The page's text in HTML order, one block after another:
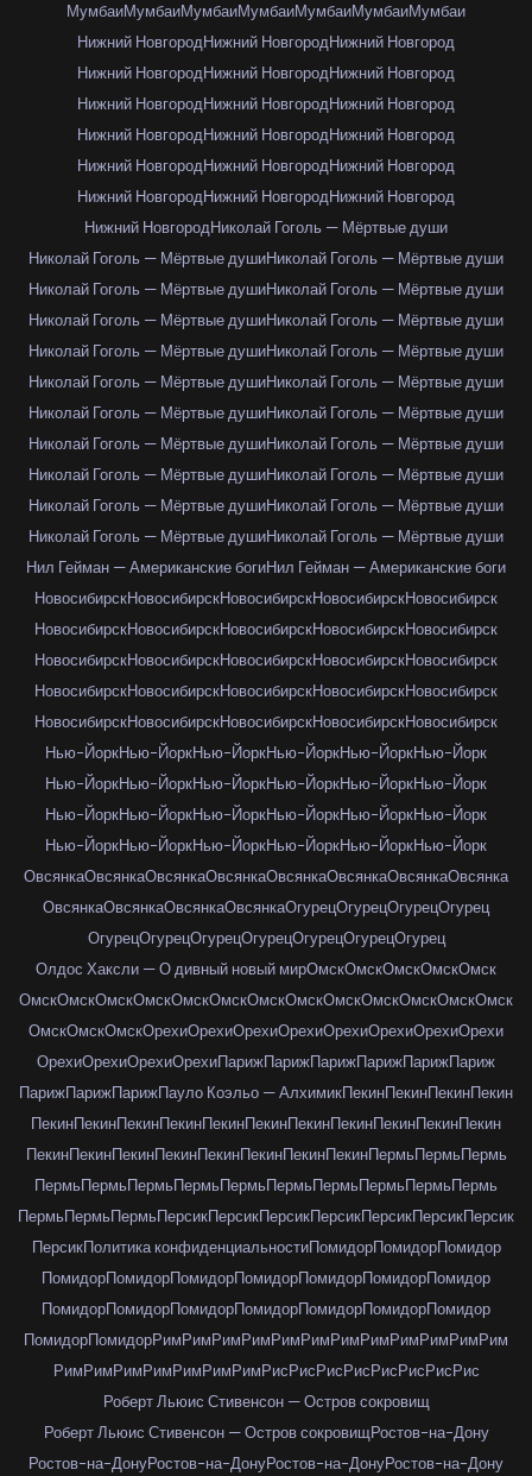
МумбаиМумбаиМумбаиМумбаиМумбаиМумбаиМумбаи
Нижний НовгородНижний НовгородНижний Новгород
Нижний НовгородНижний НовгородНижний Новгород
Нижний НовгородНижний НовгородНижний Новгород
Нижний НовгородНижний НовгородНижний Новгород
Нижний НовгородНижний НовгородНижний Новгород
Нижний НовгородНижний НовгородНижний Новгород
Нижний НовгородНиколай Гоголь — Мёртвые души
Николай Гоголь — Мёртвые душиНиколай Гоголь — Мёртвые души
Николай Гоголь — Мёртвые душиНиколай Гоголь — Мёртвые души
Николай Гоголь — Мёртвые душиНиколай Гоголь — Мёртвые души
Николай Гоголь — Мёртвые душиНиколай Гоголь — Мёртвые души
Николай Гоголь — Мёртвые душиНиколай Гоголь — Мёртвые души
Николай Гоголь — Мёртвые душиНиколай Гоголь — Мёртвые души
Николай Гоголь — Мёртвые душиНиколай Гоголь — Мёртвые души
Николай Гоголь — Мёртвые душиНиколай Гоголь — Мёртвые души
Николай Гоголь — Мёртвые душиНиколай Гоголь — Мёртвые души
Николай Гоголь — Мёртвые душиНиколай Гоголь — Мёртвые души
Нил Гейман — Американские богиНил Гейман — Американские боги
НовосибирскНовосибирскНовосибирскНовосибирскНовосибирск
НовосибирскНовосибирскНовосибирскНовосибирскНовосибирск
НовосибирскНовосибирскНовосибирскНовосибирскНовосибирск
НовосибирскНовосибирскНовосибирскНовосибирскНовосибирск
НовосибирскНовосибирскНовосибирскНовосибирскНовосибирск
Нью-ЙоркНью-ЙоркНью-ЙоркНью-ЙоркНью-ЙоркНью-Йорк
Нью-ЙоркНью-ЙоркНью-ЙоркНью-ЙоркНью-ЙоркНью-Йорк
Нью-ЙоркНью-ЙоркНью-ЙоркНью-ЙоркНью-ЙоркНью-Йорк
Нью-ЙоркНью-ЙоркНью-ЙоркНью-ЙоркНью-ЙоркНью-Йорк
ОвсянкаОвсянкаОвсянкаОвсянкаОвсянкаОвсянкаОвсянкаОвсянка
ОвсянкаОвсянкаОвсянкаОвсянкаОгурецОгурецОгурецОгурец
ОгурецОгурецОгурецОгурецОгурецОгурецОгурец
Олдос Хаксли — О дивный новый мирОмскОмскОмскОмскОмск
ОмскОмскОмскОмскОмскОмскОмскОмскОмскОмскОмскОмскОмск
ОмскОмскОмскОрехиОрехиОрехиОрехиОрехиОрехиОрехиОрехи
ОрехиОрехиОрехиОрехиПарижПарижПарижПарижПарижПариж
ПарижПарижПарижПауло Коэльо — АлхимикПекинПекинПекинПекин
ПекинПекинПекинПекинПекинПекинПекинПекинПекинПекинПекин
ПекинПекинПекинПекинПекинПекинПекинПекинПермьПермьПермь
ПермьПермьПермьПермьПермьПермьПермьПермьПермьПермь
ПермьПермьПермьПерсикПерсикПерсикПерсикПерсикПерсикПерсик
ПерсикПолитика конфиденциальностиПомидорПомидорПомидор
ПомидорПомидорПомидорПомидорПомидорПомидорПомидор
ПомидорПомидорПомидорПомидорПомидорПомидорПомидор
ПомидорПомидорРимРимРимРимРимРимРимРимРимРимРимРим
РимРимРимРимРимРимРимРисРисРисРисРисРисРисРис
Роберт Льюис Стивенсон — Остров сокровищ
Роберт Льюис Стивенсон — Остров сокровищРостов-на-Дону
Ростов-на-ДонуРостов-на-ДонуРостов-на-ДонуРостов-на-Дону